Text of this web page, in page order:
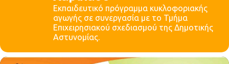
Εκπαιδευτικό πρόγραμμα κυκλοφοριακής
αγωγής σε συνεργασία με το Τμήμα
Επιχειρησιακού σχεδιασμού της Δημοτικής
Αστυνομίας.